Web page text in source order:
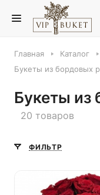
Главная Каталог
Букеты из бордовых
Букеты из
20 товаров
ФИЛЬТР